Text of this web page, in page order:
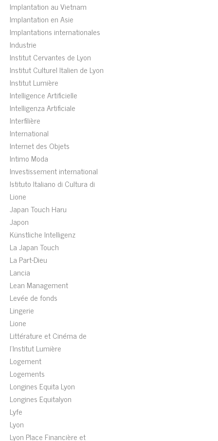
Implantation au Vietnam
Implantation en Asie
Implantations internationales
Industrie
Institut Cervantes de Lyon
Institut Culturel Italien de Lyon
Institut Lumière
Intelligence Artificielle
Intelligenza Artificiale
Interfilière
International
Internet des Objets
Intimo Moda
Investissement international
Istituto Italiano di Cultura di
Lione
Japan Touch Haru
Japon
Künstliche Intelligenz
La Japan Touch
La Part-Dieu
Lancia
Lean Management
Levée de fonds
Lingerie
Lione
Littérature et Cinéma de
l'Institut Lumière
Logement
Logements
Longines Equita Lyon
Longines Equitalyon
Lyfe
Lyon
Lyon Place Financière et